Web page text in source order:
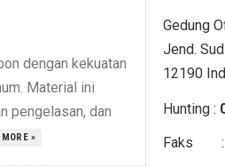
dengan kekuatan
Material ini
pengelasan, dan
»
Gedung
Jend.
12190
Hunting :
Faks :